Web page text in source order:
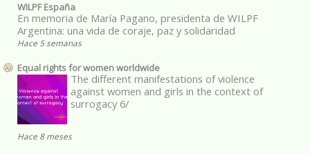
WILPF España
En memoria de María Pagano, presidenta de WILPF
Argentina: una vida de coraje, paz y solidaridad
Hace 5 semanas
Equal rights for women worldwide
The different manifestations of violence
against women and girls in the context of
surrogacy 6/
Hace 8 meses